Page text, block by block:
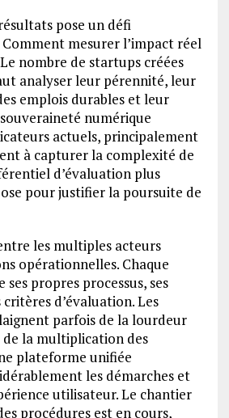
pose un défi
mesurer l’impact réel
nombre de startups créées
analyser leur pérennité, leur
emplois durables et leur
numérique
actuels, principalement
à capturer la complexité de
d’évaluation plus
pour justifier la poursuite de
les multiples acteurs
opérationnelles. Chaque
propres processus, ses
d’évaluation. Les
parfois de la lourdeur
la multiplication des
plateforme unifiée
les démarches et
utilisateur. Le chantier
procédures est en cours,